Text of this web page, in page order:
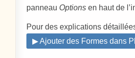
panneau Options en haut de
Pour des explications
▶ Ajouter des Formes dans